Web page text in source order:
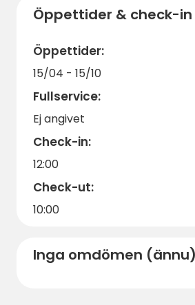
Restauranger, kaféer, små
väntar på kvällarna efter
vandringsäventyren.
kablar om din utrustning
bekvämligheter som kök,
luftkonditionering och
För husbils- eller
det finns en sopstation på
fordon) finns tillgänglig.
Om du vill ha skugga under
grönska runt din plats, be
under pinje- eller olivträd -
behaglig
mjuka havet och det
det perfekt för barn, och
Öppettider & check-in
Öppettider:
15/04 - 15/10
Fullservice:
Ej angivet
Check-in:
12:00
Check-ut:
10:00
Inga omdömen (ännu)